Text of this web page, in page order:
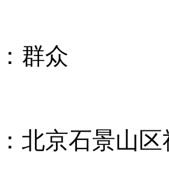
群众
：北京石景